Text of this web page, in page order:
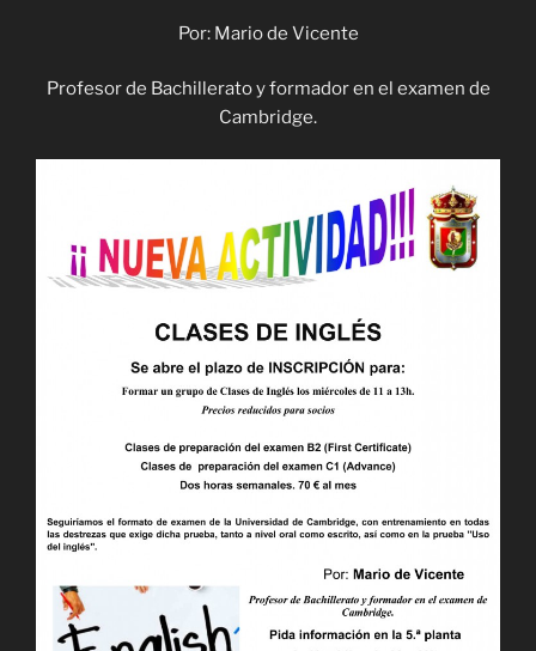
Por: Mario de Vicente
Profesor de Bachillerato y formador en el examen de
Cambridge.